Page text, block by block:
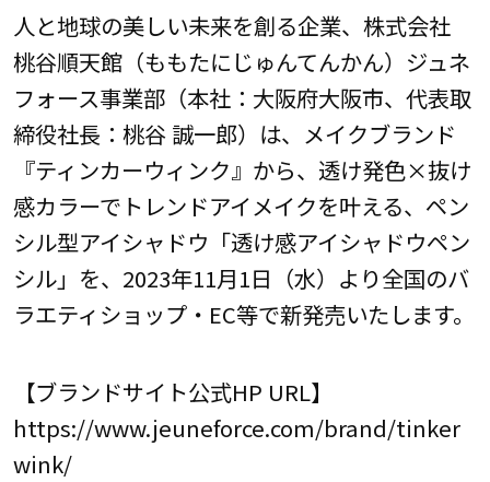
人と地球の美しい未来を創る企業、株式会社
桃谷順天館（ももたにじゅんてんかん）ジュネ
フォース事業部（本社：大阪府大阪市、代表取
締役社長：桃谷 誠一郎）は、メイクブランド
『ティンカーウィンク』から、透け発色×抜け
感カラーでトレンドアイメイクを叶える、ペン
シル型アイシャドウ「透け感アイシャドウペン
シル」を、2023年11月1日（水）より全国のバ
ラエティショップ・EC等で新発売いたします。
【ブランドサイト公式HP URL】
https://www.jeuneforce.com/brand/tinker
wink/